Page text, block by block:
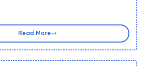
Read More